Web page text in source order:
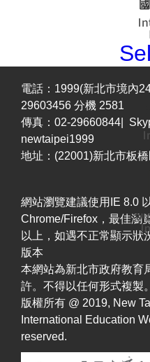
電話：1999(新北市境內
29603456 分機 2581
傳真：02-29660844|
newtaipei1999
地址：(22001)新北市板
網站瀏覽建議使用IE 8.0
Chrome/Firefox，最佳瀏
以上，如遇不正常顯示狀
版本
本網站為新北市政府教育
許。不得以任何形式複製。
版權所有 @ 2019, New
International Education
reserved.